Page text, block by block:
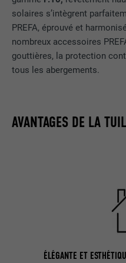
solaires s’intègrent
PREFA, éprouvé et
nombreux accessoires
gouttières, la protection
tous les abergements.
AVANTAGES DE LA
ÉLÉGANTE ET